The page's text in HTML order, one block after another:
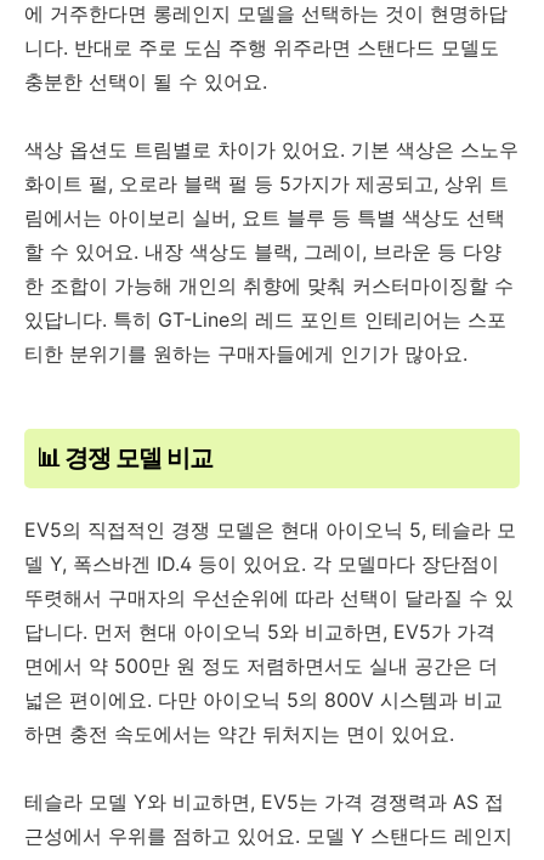
에 거주한다면 롱레인지 모델을 선택하는 것이 현명하답
니다. 반대로 주로 도심 주행 위주라면 스탠다드 모델도
충분한 선택이 될 수 있어요.
색상 옵션도 트림별로 차이가 있어요. 기본 색상은 스노우
화이트 펄, 오로라 블랙 펄 등 5가지가 제공되고, 상위 트
림에서는 아이보리 실버, 요트 블루 등 특별 색상도 선택
할 수 있어요. 내장 색상도 블랙, 그레이, 브라운 등 다양
한 조합이 가능해 개인의 취향에 맞춰 커스터마이징할 수
있답니다. 특히 GT-Line의 레드 포인트 인테리어는 스포
티한 분위기를 원하는 구매자들에게 인기가 많아요.
📊 경쟁 모델 비교
EV5의 직접적인 경쟁 모델은 현대 아이오닉 5, 테슬라 모
델 Y, 폭스바겐 ID.4 등이 있어요. 각 모델마다 장단점이
뚜렷해서 구매자의 우선순위에 따라 선택이 달라질 수 있
답니다. 먼저 현대 아이오닉 5와 비교하면, EV5가 가격
면에서 약 500만 원 정도 저렴하면서도 실내 공간은 더
넓은 편이에요. 다만 아이오닉 5의 800V 시스템과 비교
하면 충전 속도에서는 약간 뒤처지는 면이 있어요.
테슬라 모델 Y와 비교하면, EV5는 가격 경쟁력과 AS 접
근성에서 우위를 점하고 있어요. 모델 Y 스탠다드 레인지